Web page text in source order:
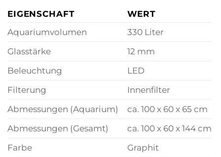
EIGENSCHAFT
WERT
Aquariumvolumen
330 Liter
Glasstärke
12 mm
Beleuchtung
LED
Filterung
Innenfilter
Abmessungen (Aquarium)
ca. 100 x 60 x 65 cm
Abmessungen (Gesamt)
ca. 100 x 60 x 144 cm
Farbe
Graphit